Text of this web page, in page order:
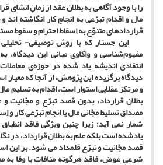
را با وجود آگاهی به بطلان عقد از زمانِ انشای
مال و اقدام تبرّعی به انجامِ کار انگاشته اند
قراردادهای متنوّع به اِسقاط احترام و سقوط
این جستار که با روش توصیفی-
مفهوم‌شناسی و واکاوی مبانی این دیدگاه،
انتقادی اندیشه‌ یاد شده در حوزه‌ی
دیدگاه برگزیده‌ این پژوهش، از آنجا که
و مرتکز عقلایی استوار است، اقدام به تسلیم
بطلان قرارداد، بدون قصد تبرّع و مجّانیت و
مصداق تسلیط مجّانی مال یا انجام تبرّعی کار و
شمار نمی ­آید؛ زیرا چنین ویژگی فاقد
یادشده است بلکه علم به بطلان قرارداد، در
قصد مجّانیت و تبرّع قلمداد می­ شود. بر این
شرعىِ عوض، فاقد هرگونه منافات با وفا به